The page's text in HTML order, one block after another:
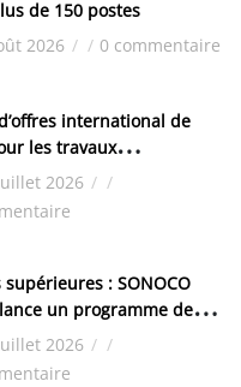
de 150 postes
2026 / / 0 commentaire
international de
les travaux
de la zone
de FANDJE (PAZIF)
2026 / /
supérieures : SONOCO
un programme de
pour la Malaisie
2026 / /